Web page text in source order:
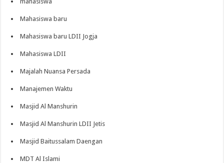
Mahasiswa baru
Mahasiswa baru LDII Jogja
Mahasiswa LDII
Majalah Nuansa Persada
Manajemen Waktu
Masjid Al Manshurin
Masjid Al Manshurin LDII Jetis
Masjid Baitussalam Daengan
MDT Al Islami